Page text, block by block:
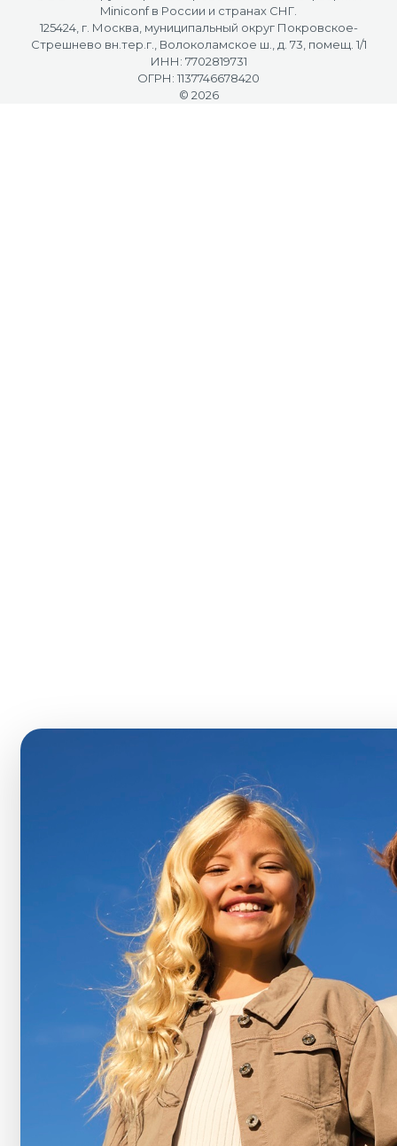
Miniconf в России и странах СНГ.
125424, г. Москва, муниципальный округ Покровское-
Стрешнево вн.тер.г., Волоколамское ш., д. 73, помещ. 1/1
ИНН: 7702819731
ОГРН: 1137746678420
© 2026